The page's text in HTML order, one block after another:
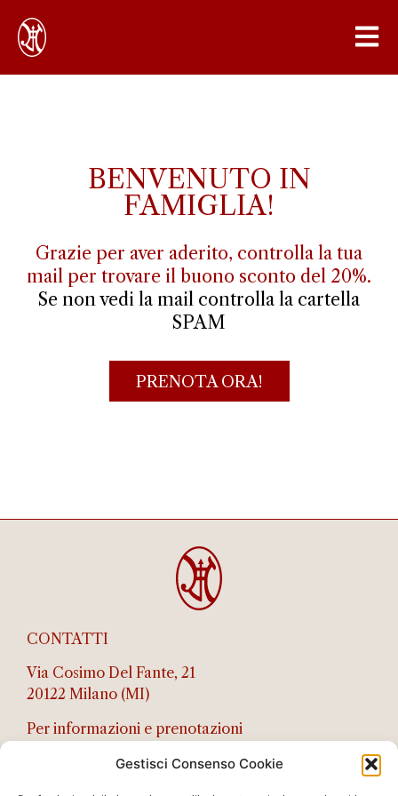
Gestisci Consenso Cookie
BENVENUTO IN
FAMIGLIA!
Grazie per aver aderito, controlla la tua
mail per trovare il buono sconto del 20%.
Se non vedi la mail controlla la cartella
SPAM
PRENOTA ORA!
CONTATTI
Via Cosimo Del Fante, 21
20122 Milano (MI)
Per informazioni e prenotazioni